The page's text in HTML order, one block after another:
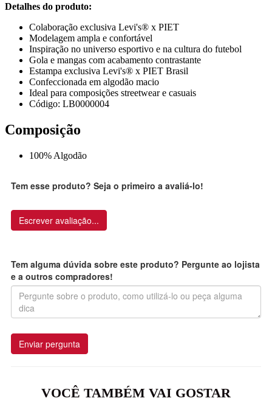
Detalhes do produto:
Colaboração exclusiva Levi's® x PIET
Modelagem ampla e confortável
Inspiração no universo esportivo e na cultura do futebol
Gola e mangas com acabamento contrastante
Estampa exclusiva Levi's® x PIET Brasil
Confeccionada em algodão macio
Ideal para composições streetwear e casuais
Código: LB0000004
Composição
100% Algodão
Tem esse produto? Seja o primeiro a avaliá-lo!
Escrever avaliação...
Tem alguma dúvida sobre este produto? Pergunte ao lojista
e a outros compradores!
Enviar pergunta
VOCÊ TAMBÉM VAI GOSTAR